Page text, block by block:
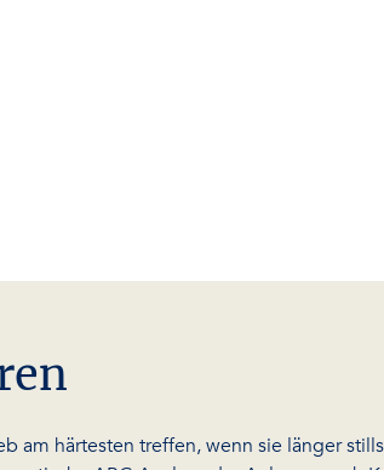
härtesten treffen, wenn sie länger